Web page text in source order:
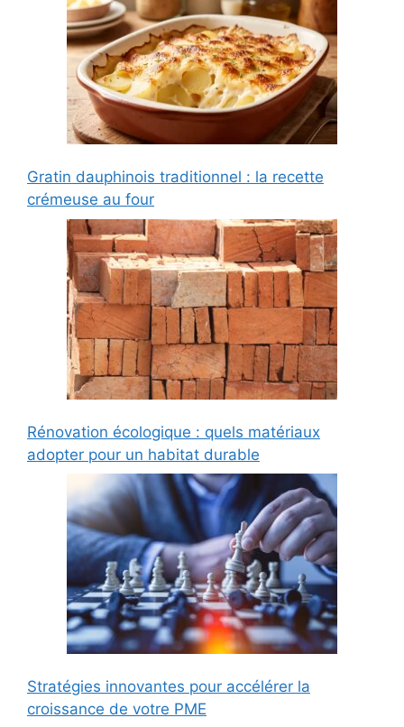
Gratin dauphinois traditionnel : la recette
crémeuse au four
Rénovation écologique : quels matériaux
adopter pour un habitat durable
Stratégies innovantes pour accélérer la
croissance de votre PME